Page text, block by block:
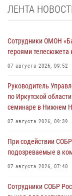
ЛЕНТА
Сотрудники ОМОН
героями телесюжета
07 августа 2026, 09:52
Руководитель
по Иркутской
семинаре в Нижнем
07 августа 2026, 09:39
При содействии
подозреваемые в
07 августа 2026, 07:40
Сотрудники СОБР